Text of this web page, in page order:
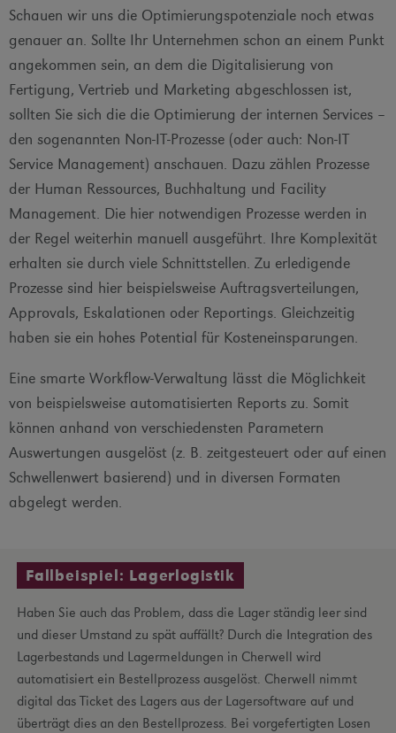
Schauen wir uns die Optimierungspotenziale noch etwas
genauer an. Sollte Ihr Unternehmen schon an einem Punkt
angekommen sein, an dem die Digitalisierung von
Fertigung, Vertrieb und Marketing abgeschlossen ist,
sollten Sie sich die die Optimierung der internen Services –
den sogenannten Non-IT-Prozesse (oder auch: Non-IT
Service Management) anschauen. Dazu zählen Prozesse
der Human Ressources, Buchhaltung und Facility
Management. Die hier notwendigen Prozesse werden in
der Regel weiterhin manuell ausgeführt. Ihre Komplexität
erhalten sie durch viele Schnittstellen. Zu erledigende
Prozesse sind hier beispielsweise Auftragsverteilungen,
Approvals, Eskalationen oder Reportings. Gleichzeitig
haben sie ein hohes Potential für Kosteneinsparungen.
Eine smarte Workflow-Verwaltung lässt die Möglichkeit
von beispielsweise automatisierten Reports zu. Somit
können anhand von verschiedensten Parametern
Auswertungen ausgelöst (z. B. zeitgesteuert oder auf einen
Schwellenwert basierend) und in diversen Formaten
abgelegt werden.
Fallbeispiel: Lagerlogistik
Haben Sie auch das Problem, dass die Lager ständig leer sind
und dieser Umstand zu spät auffällt? Durch die Integration des
Lagerbestands und Lagermeldungen in Cherwell wird
automatisiert ein Bestellprozess ausgelöst. Cherwell nimmt
digital das Ticket des Lagers aus der Lagersoftware auf und
überträgt dies an den Bestellprozess. Bei vorgefertigten Losen